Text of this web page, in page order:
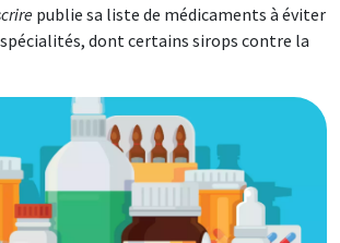
publie sa liste de médicaments à éviter
dont certains sirops contre la